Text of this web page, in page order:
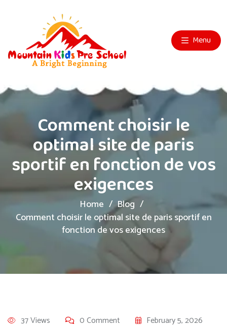
Menu
Comment choisir le
optimal site de paris
sportif en fonction de vos
exigences
Home
Blog
Comment choisir le optimal site de paris sportif en
fonction de vos exigences
37 Views 0 Comment
February 5, 2026